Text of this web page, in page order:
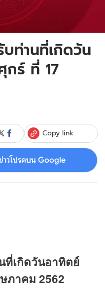
ท่านที่เกิดวัน
กร์ ที่ 17
Copy link
าวโปรดบน Google
ที่เกิดวันอาทิตย์
ภาคม 2562